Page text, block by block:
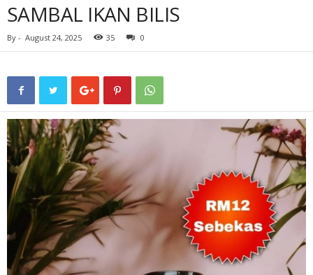
SAMBAL IKAN BILIS
By - August 24, 2025 35 0